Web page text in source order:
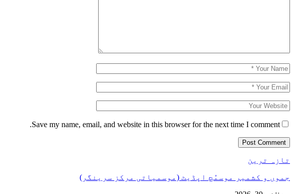
Save my name, email, and website in this browser for the next time I comment.
تازہ ترین
جموں و کشمیر موسمُچ اپڈیٹ (موسمیاتی مرکز سرینگر)